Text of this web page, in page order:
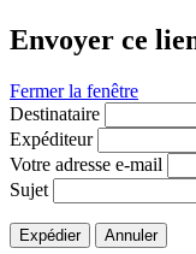
Envoyer ce
Fermer la fenêtre
Destinataire
Expéditeur
Votre adresse e-mail
Sujet
Expédier Annuler